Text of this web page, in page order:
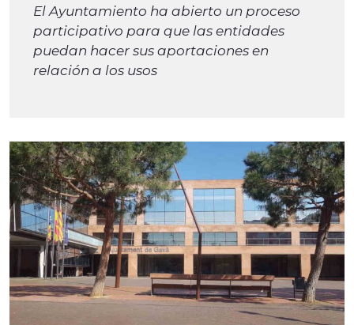
El Ayuntamiento ha abierto un proceso
participativo para que las entidades
puedan hacer sus aportaciones en
relación a los usos